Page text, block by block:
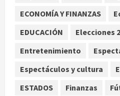
Brandon
heroína y
Estados
ECONOMÍA Y FINANZAS
EDUCACIÓN
Elecciones
Entretenimiento
Espectáculos y cultura
ESTADOS
Finanzas